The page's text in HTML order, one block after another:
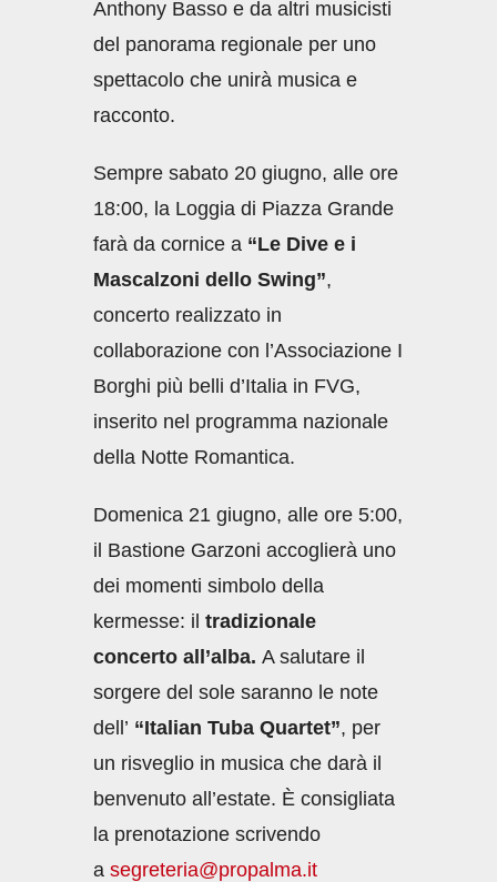
Anthony Basso e da altri musicisti
del panorama regionale per uno
spettacolo che unirà musica e
racconto.
Sempre sabato 20 giugno, alle ore
18:00, la Loggia di Piazza Grande
farà da cornice a “Le Dive e i
Mascalzoni dello Swing”,
concerto realizzato in
collaborazione con l’Associazione I
Borghi più belli d’Italia in FVG,
inserito nel programma nazionale
della Notte Romantica.
Domenica 21 giugno, alle ore 5:00,
il Bastione Garzoni accoglierà uno
dei momenti simbolo della
kermesse: il tradizionale
concerto all’alba. A salutare il
sorgere del sole saranno le note
dell’ “Italian Tuba Quartet”, per
un risveglio in musica che darà il
benvenuto all’estate. È consigliata
la prenotazione scrivendo
a segreteria@propalma.it